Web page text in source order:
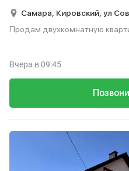
Самара, Кировский, ул
Продам двухкомнатную
Вчера в 09:45